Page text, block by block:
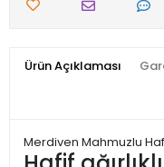
Ürün Açıklaması
Merdiven Mahmuzlu